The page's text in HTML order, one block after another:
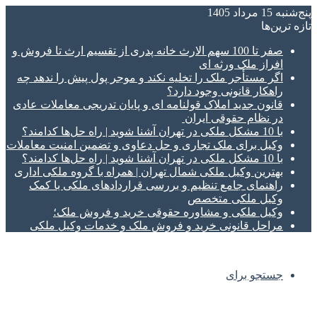
پنج‌شنبه 15 مرداد 1405
تازه‌ ترین‌ها
صفر تا 100 سهم الارث خانه پدری از تقسیم ارث تا فروش و
افراز ملک ورثه ای
اگر مستأجر ملک را تخلیه نکند و موجر پول پیش را ندهد چه
راهکار قانونی وجود دارد؟
قانون جدید املاک قولنامه ای و پایان تدریجی معاملات عادی
در نظام حقوقی ایران
با 10 مشکل ملکی در تهران آشنا شوید | راه حل‌ها کدامند؟
وکیل برای ملک تجاری و حل دعاوی و تضمین امنیت معاملات
با 10 مشکل ملکی در تهران آشنا شوید | راه حل‌ها کدامند؟
بهترین وکیل ملکی شمال تهران | همراه با گروه ملکی اداری
راهنمای جامع تنظیم و بررسی قراردادهای ملکی با کمک
وکیل ملکی متخصص
وکیل ملکی و مشاوره حقوقی خرید و فروش ملک؛
مراحل قانونی خرید و فروش ملک و خدمات وکیل ملکی
جستجو برای